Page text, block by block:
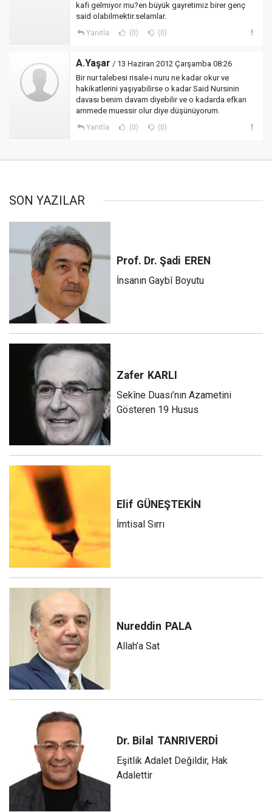
kafi gelmiyor mu?en büyük gayretimiz birer genç
said olabilmektir.selamlar.
Yanıtla (0) (0)
A.Yaşar / 13 Haziran 2012 Çarşamba 08:26
Bir nur talebesi risale-i nuru ne kadar okur ve
hakikatlerini yaşıyabilirse o kadar Said Nursinin
davası benim davam diyebilir ve o kadarda efkarı
ammede muessir olur diye düşünüyorum.
Yanıtla (0) (0)
SON YAZILAR
Prof. Dr. Şadi EREN
İnsanın Gaybî Boyutu
Zafer KARLI
Sekîne Duası’nın Azametini
Gösteren 19 Husus
Elif GÜNEŞTEKİN
İmtisal Sırrı
Nureddin PALA
Allah’a Sat
Dr. Bilal TANRIVERDİ
Eşitlik Adalet Değildir, Hak
Adalettir